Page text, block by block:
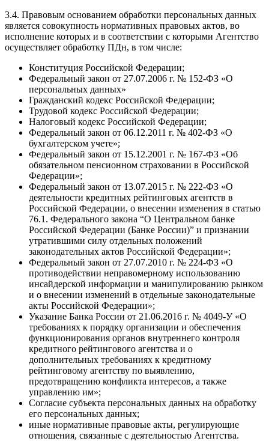
3.4. Правовым основанием обработки персональных данных
является совокупность нормативных правовых актов, во
исполнение которых и в соответствии с которыми Агентство
осуществляет обработку ПДн, в том числе:
Конституция Российской Федерации;
Федеральный закон от 27.07.2006 г. № 152-ФЗ «О
персональных данных»
Гражданский кодекс Российской Федерации;
Трудовой кодекс Российской Федерации;
Налоговый кодекс Российской Федерации;
Федеральный закон от 06.12.2011 г. № 402-ФЗ «О
бухгалтерском учете»;
Федеральный закон от 15.12.2001 г. № 167-ФЗ «Об
обязательном пенсионном страховании в Российской
Федерации»;
Федеральный закон от 13.07.2015 г. № 222-ФЗ «О
деятельности кредитных рейтинговых агентств в
Российской Федерации, о внесении изменения в статью
76.1. Федерального закона “О Центральном банке
Российской Федерации (Банке России)” и признании
утратившими силу отдельных положений
законодательных актов Российской Федерации»;
Федеральный закон от 27.07.2010 г. № 224-ФЗ «О
противодействии неправомерному использованию
инсайдерской информации и манипулированию рынком
и о внесении изменений в отдельные законодательные
акты Российской Федерации»;
Указание Банка России от 21.06.2016 г. № 4049-У «О
требованиях к порядку организации и обеспечения
функционирования органов внутреннего контроля
кредитного рейтингового агентства и о
дополнительных требованиях к кредитному
рейтинговому агентству по выявлению,
предотвращению конфликта интересов, а также
управлению им»;
Согласие субъекта персональных данных на обработку
его персональных данных;
иные нормативные правовые акты, регулирующие
отношения, связанные с деятельностью Агентства.